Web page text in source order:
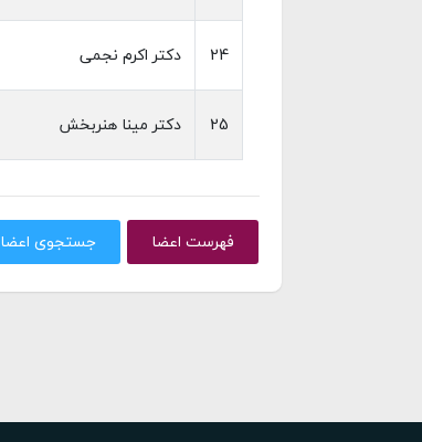
24 دکتر اکرم نجمی
25 دکتر مینا هنربخش
فهرست اعضا جستجوی اعضا